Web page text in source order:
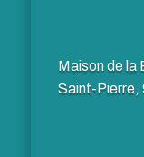
Maison de la
Saint-Pierre,